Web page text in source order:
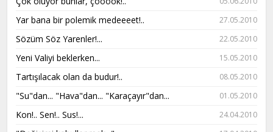
Yar bana bir polemik medeeeet!.. 27.05.2010
Sözüm Söz Yarenler!... 22.05.2010
Yeni Valiyi beklerken... 15.05.2010
Tartışılacak olan da budur!.. 08.05.2010
"Su"dan... "Hava"dan... "Karaçayır"dan... 01.05.2010
Kon!.. Sen!.. Sus!... 24.04.2010